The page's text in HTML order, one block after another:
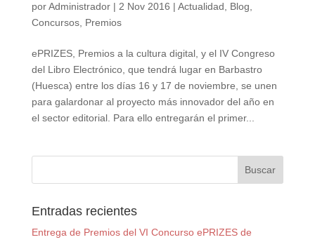
porAdministrador| 2 Nov 2016 | Actualidad Blog
Concursos, Premios
ePRIZES, Premios a la cultura digital, y el IV Congreso
del Libro Electrónico, que tendrá lugar en Barbastro
(Huesca) entre los días 16 y 17 de noviembre, se unen
para galardonar al proyecto más innovador del año en
el sector editorial. Para ello entregarán el primer...
Entradas recientes
Entrega de Premios del VI Concurso ePRIZES de